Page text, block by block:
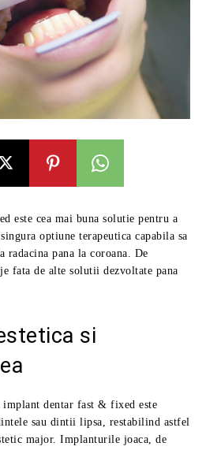
este cea mai buna solutie pentru a
optiune terapeutica capabila sa
pana la coroana. De
fata de alte solutii dezvoltate pana
si
dentar fast & fixed este
sau dintii lipsa, restabilind astfel
major. Implanturile joaca, de